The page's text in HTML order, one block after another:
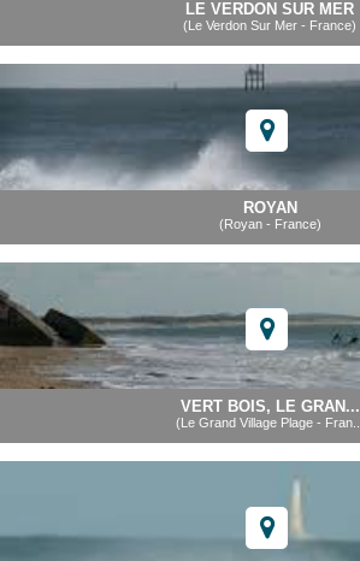
LE VERDON SUR MER
(Le Verdon Sur Mer - France)
ROYAN
(Royan - France)
VERT BOIS, LE GRAN...
(Le Grand Village Plage - Fran...